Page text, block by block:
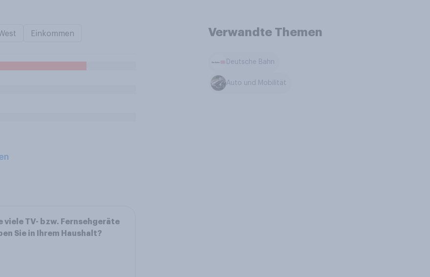
Einkommen Verwandte Themen
Deutsche Bahn
Auto und Mobilität
viele TV- bzw. Fernsehgeräte
Sie in Ihrem Haushalt?